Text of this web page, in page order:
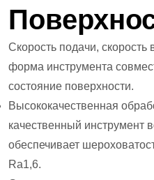
Скорость подачи,
форма инструмента
состояние поверхности.
Высококачественная
качественный инструмент
обеспечивает
Ra1,6.